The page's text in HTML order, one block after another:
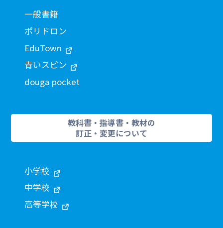
一般書籍
ポリドロン
EduTown
青いスピン
douga pocket
教科書・指導書・教材の
訂正・変更について
小学校
中学校
高等学校